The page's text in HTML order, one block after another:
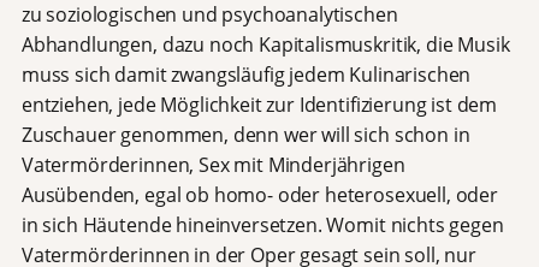
zu soziologischen und psychoanalytischen
Abhandlungen, dazu noch Kapitalismuskritik, die Musik
muss sich damit zwangsläufig jedem Kulinarischen
entziehen, jede Möglichkeit zur Identifizierung ist dem
Zuschauer genommen, denn wer will sich schon in
Vatermörderinnen, Sex mit Minderjährigen
Ausübenden, egal ob homo- oder heterosexuell, oder
in sich Häutende hineinversetzen. Womit nichts gegen
Vatermörderinnen in der Oper gesagt sein soll, nur